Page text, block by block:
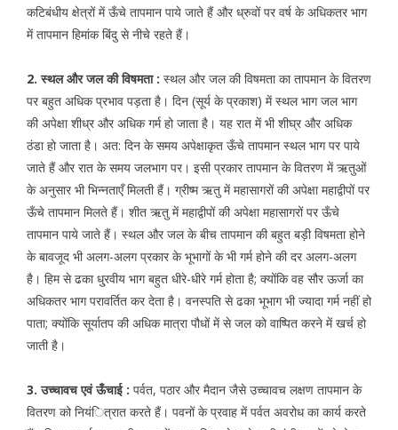
कटिबंधीय क्षेत्रों में ऊँचे तापमान पाये जाते हैं और ध्रुवों पर वर्ष के अधिकतर भाग
में तापमान हिमांक बिंदु से नीचे रहते हैं।
2. स्थल और जल की विषमता : स्थल और जल की विषमता का तापमान के वितरण
पर बहुत अधिक प्रभाव पड़ता है। दिन (सूर्य के प्रकाश) में स्थल भाग जल भाग
की अपेक्षा शीध्र और अधिक गर्म हो जाता है। यह रात में भी शीघ्र और अधिक
ठंडा हो जाता है। अत: दिन के समय अपेक्षाकृत ऊँचे तापमान स्थल भाग पर पाये
जाते हैं और रात के समय जलभाग पर। इसी प्रकार तापमान के वितरण में ऋतुओं
के अनुसार भी भिन्नताएँ मिलती हैं। ग्रीष्म ऋतु में महासागरों की अपेक्षा महाद्वीपों पर
ऊँचे तापमान मिलते हैं। शीत ऋतु में महाद्वीपों की अपेक्षा महासागरों पर ऊँचे
तापमान पाये जाते हैं। स्थल और जल के बीच तापमान की बहुत बड़ी विषमता होने
के बावजूद भी अलग-अलग प्रकार के भूभागों के भी गर्म होने की दर अलग-अलग
है। हिम से ढका धु्रवीय भाग बहुत धीरे-धीरे गर्म होता है; क्योंकि वह सौर ऊर्जा का
अधिकतर भाग परावर्तित कर देता है। वनस्पति से ढका भूभाग भी ज्यादा गर्म नहीं हो
पाता; क्योंकि सूर्यातप की अधिक मात्रा पौधों में से जल को वाष्पित करने में खर्च हो
जाती है।
3. उच्चावच एवं ऊँचाई : पर्वत, पठार और मैदान जैसे उच्चावच लक्षण तापमान के
वितरण को नियंित्रात करते हैं। पवनों के प्रवाह में पर्वत अवरोध का कार्य करते